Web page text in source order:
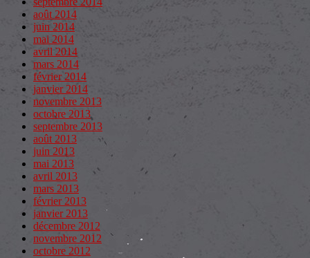
août 2014
juin 2014
mai 2014
avril 2014
mars 2014
février 2014
janvier 2014
novembre 2013
octobre 2013
septembre 2013
août 2013
juin 2013
mai 2013
avril 2013
mars 2013
février 2013
janvier 2013
décembre 2012
novembre 2012
octobre 2012